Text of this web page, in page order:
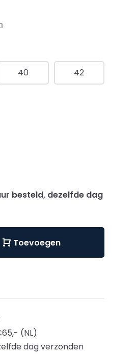
40 42
besteld, dezelfde dag
Toevoegen
(NL)
dag verzonden